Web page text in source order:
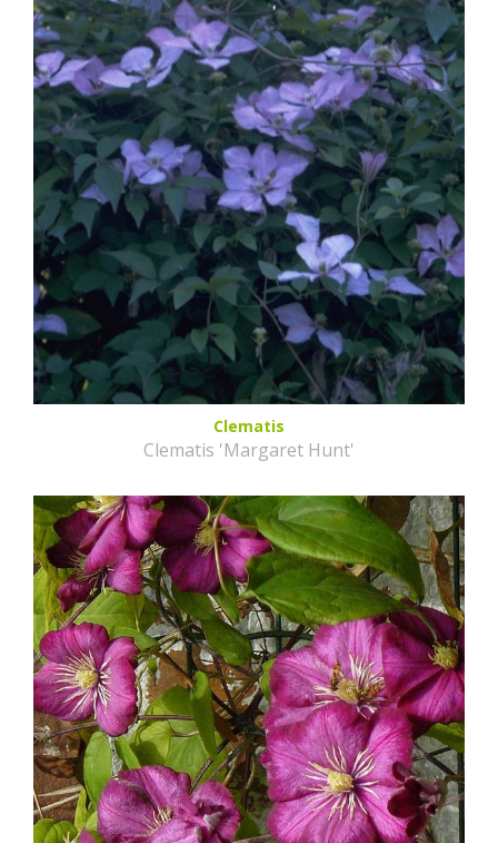
Clematis
Clematis 'Margaret Hunt'